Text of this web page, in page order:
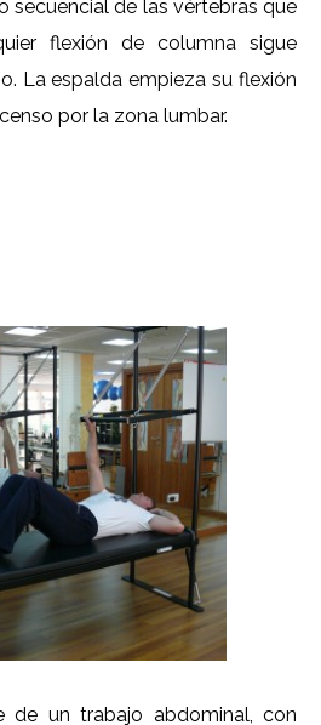
secuencial de las vértebras que
flexión de columna sigue
La espalda empieza su flexión
por la zona lumbar.
de un trabajo abdominal, con